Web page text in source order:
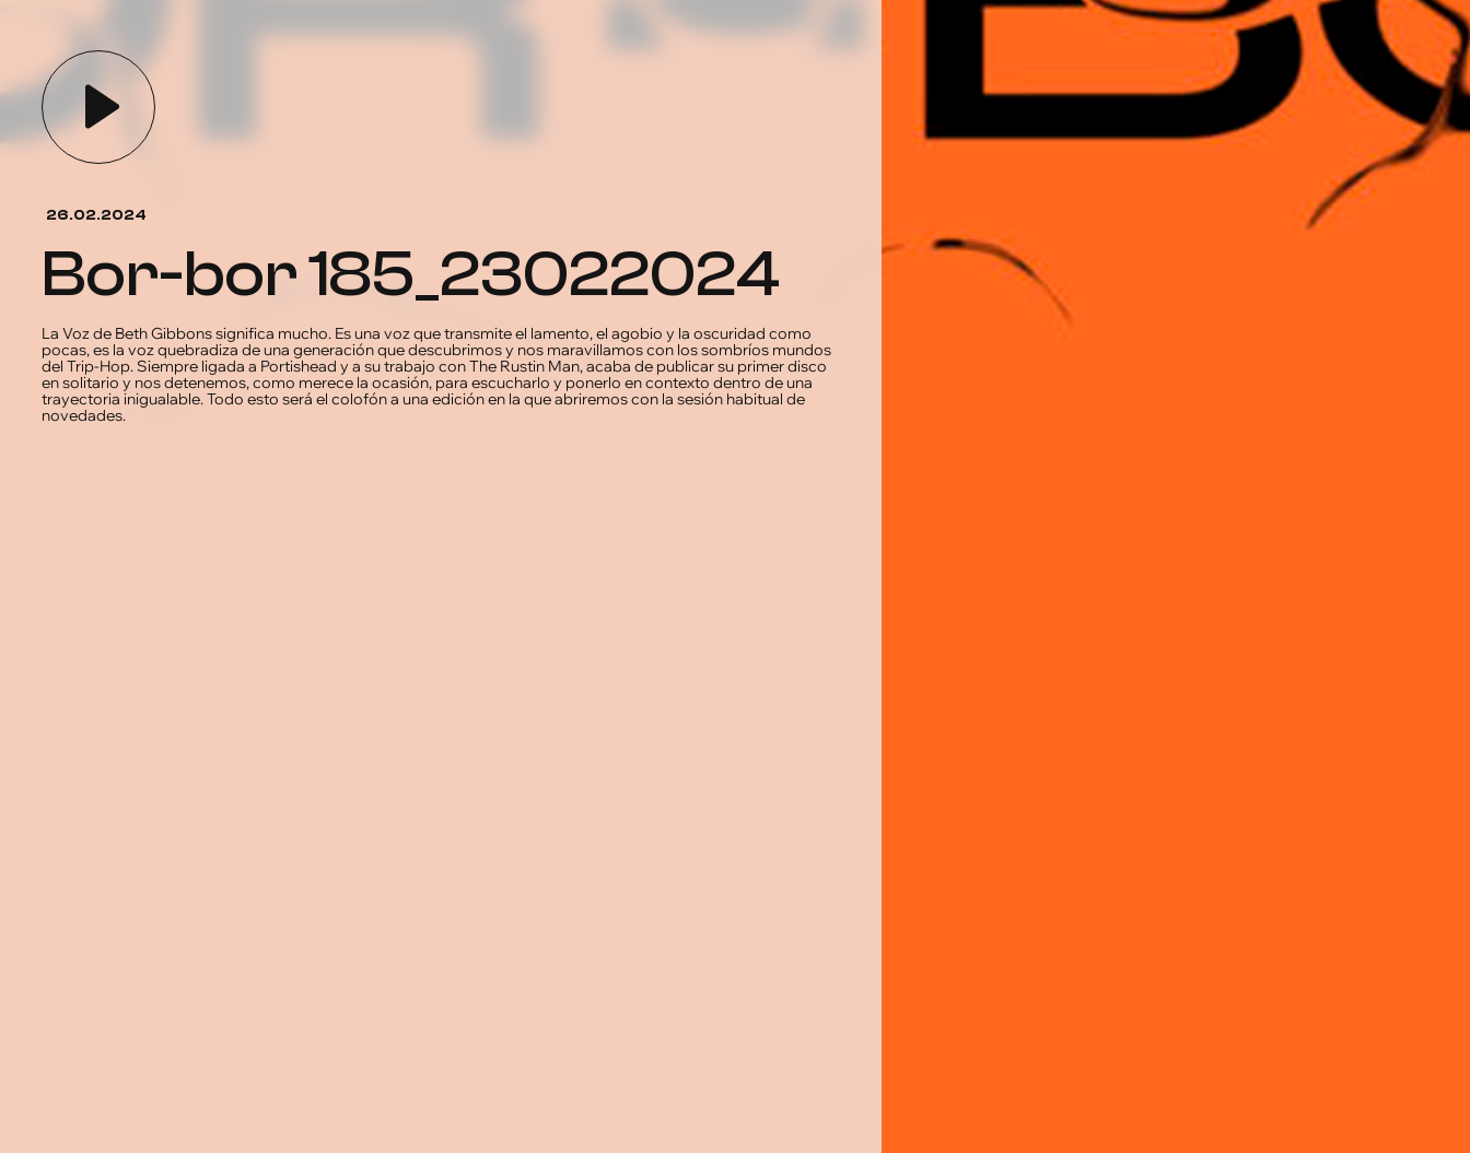
26.02.2024
bor-bor 185_23022024
La Voz de Beth Gibbons significa mucho. Es una voz que transmite el lamento, el agobio y la oscuridad como
pocas, es la voz quebradiza de una generación que descubrimos y nos maravillamos con los sombríos mundos
del Trip-Hop. Siempre ligada a Portishead y a su trabajo con The Rustin Man, acaba de publicar su primer disco
en solitario y nos detenemos, como merece la ocasión, para escucharlo y ponerlo en contexto dentro de una
trayectoria inigualable. Todo esto será el colofón a una edición en la que abriremos con la sesión habitual de
novedades.